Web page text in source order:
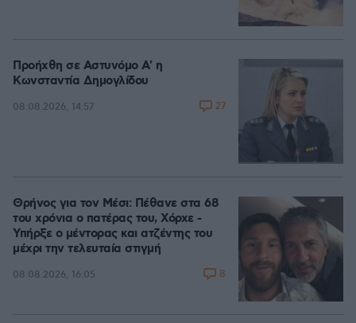
Προήχθη σε Αστυνόμο Α' η
Κωνσταντία Δημογλίδου
08.08.2026, 14:57 27
Θρήνος για τον Μέσι: Πέθανε στα 68
του χρόνια ο πατέρας του, Χόρχε -
Υπήρξε ο μέντορας και ατζέντης του
μέχρι την τελευταία στιγμή
08.08.2026, 16:05 8